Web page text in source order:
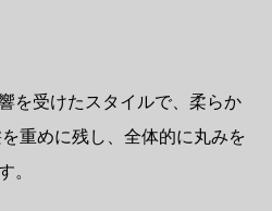
を受けたスタイルで、柔らか
重めに残し、全体的に丸みを
。